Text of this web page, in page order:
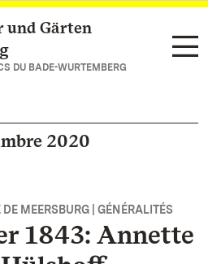
und Gärten
DU BADE-WURTEMBERG
2020
MEERSBURG | GÉNÉRALITÉS
1843: Annette